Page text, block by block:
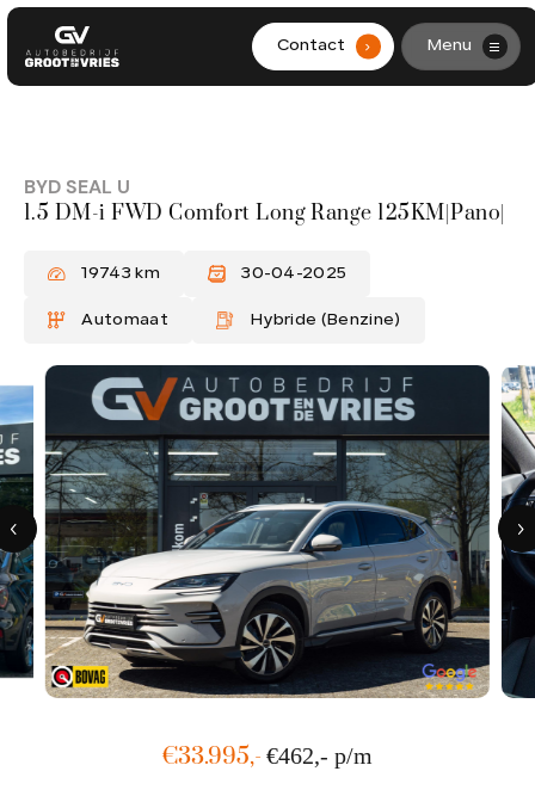
Contact . Menu
DIENSTEN
WERKPLAATS
CONTACT
0299-361562
info@grootendevries.nl
Showroom adres
Ohmstraat 1
1446 TCPurmerend
Werkplaats adres
Hyacintenstraat 36A
1131 HWVolendam
BYD SEAL U
1.5 DM-i FWD Comfort Long Range 125KM|Pano|
19743 km 30-04-2025
Automaat Hybride (Benzine)
€33.995,- €462,- p/m